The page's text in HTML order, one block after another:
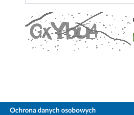
Ochrona danych osobowych